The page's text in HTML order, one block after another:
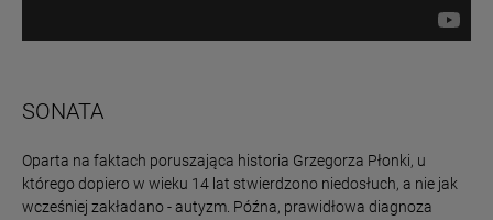
SONATA
Oparta na faktach poruszająca historia Grzegorza Płonki, u
którego dopiero w wieku 14 lat stwierdzono niedosłuch, a nie jak
wcześniej zakładano - autyzm. Późna, prawidłowa diagnoza